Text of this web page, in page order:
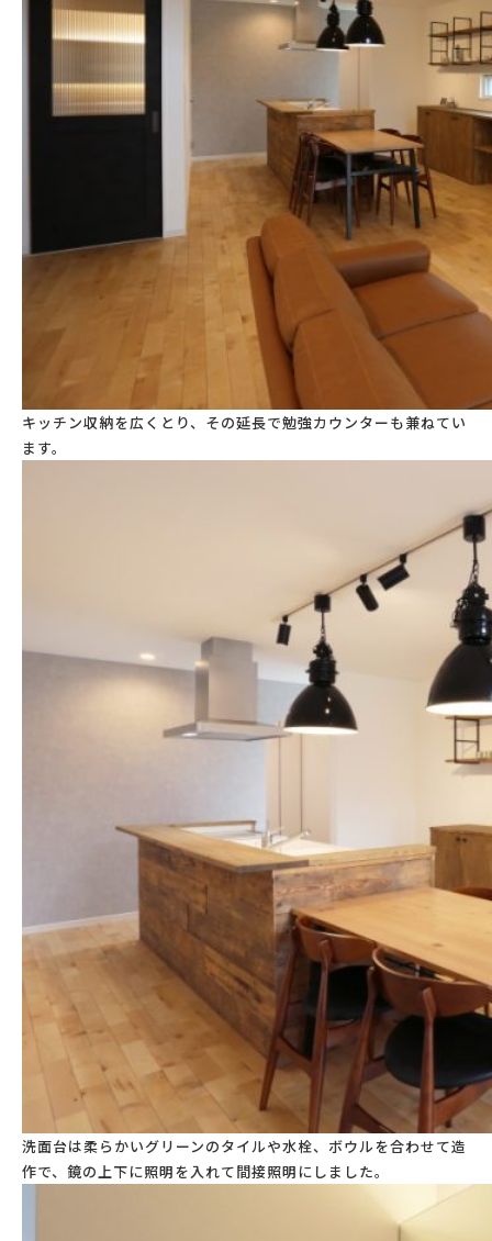
キッチン収納を広くとり、その延長で勉強カウンターも兼ねてい
ます。
洗面台は柔らかいグリーンのタイルや水栓、ボウルを合わせて造
作で、鏡の上下に照明を入れて間接照明にしました。